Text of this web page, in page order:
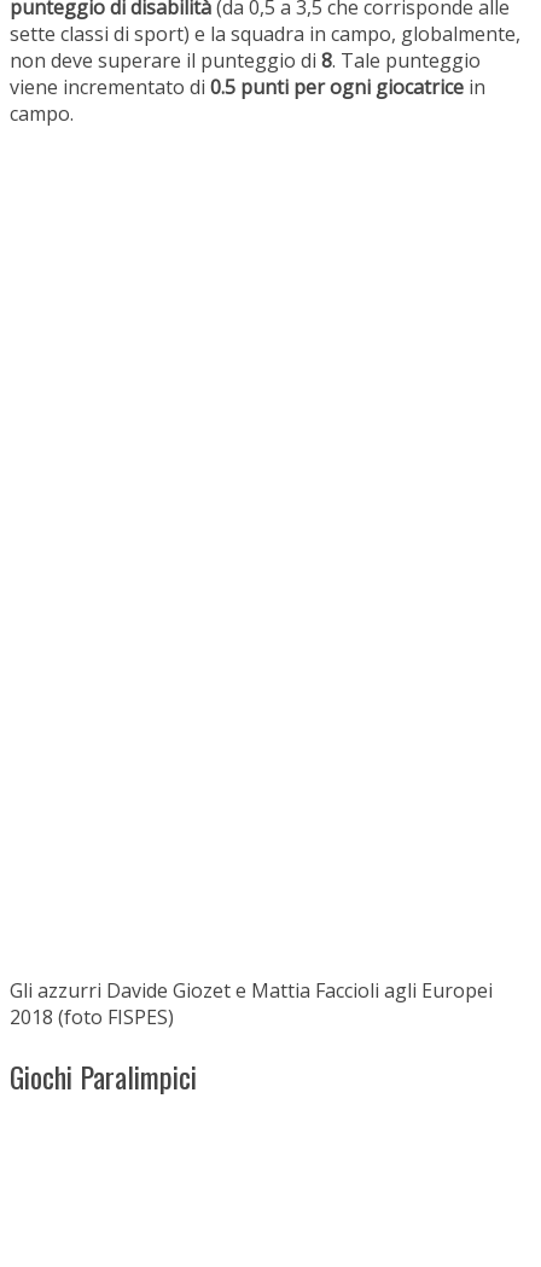
punteggio di disabilità(da 0,5 a 3,5 che corrisponde alle
sette classi di sport) e la squadra in campo, globalmente,
non deve superare il punteggio di 8. Tale punteggio
viene incrementato di 0.5 punti per ogni giocatrice in
campo.
Gli azzurri Davide Giozet e Mattia Faccioli agli Europei
2018 (foto FISPES)
Giochi Paralimpici